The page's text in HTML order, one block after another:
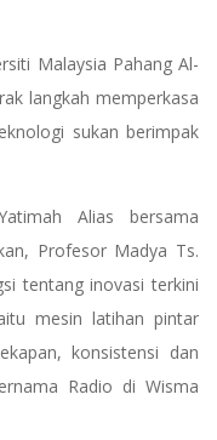
Malaysia Pahang Al-
langkah memperkasa
sukan berimpak
Alias bersama
Profesor Madya Ts.
tentang inovasi terkini
mesin latihan pintar
konsistensi dan
Radio di Wisma